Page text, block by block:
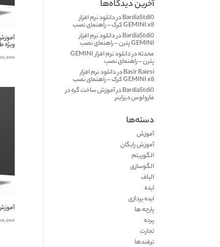
ویژه
آخرین دیدگاه‌ها
BardiaStdi0دردانلود نرم افزار
GEMINI x8 کرک – راهنمای نصب
BardiaStdi0دردانلود نرم افزار
GEMINI پترن – راهنمای نصب
محدثهدر دانلود نرم افزار GEMINI
پترن – راهنمای نصب
Basir Raiesiدردانلود نرم افزار
GEMINI x8 کرک – راهنمای نصب
BardiaStdi0درآموزش ساخت گره در
مارولوس دیزاینر
دسته‌ها
آموزش
آموزش رایگان
الگوریتم
الگوسازی
الیاف
ایده
ایده پردازی
پارچه ها
پرده
تجارت
ترفندها